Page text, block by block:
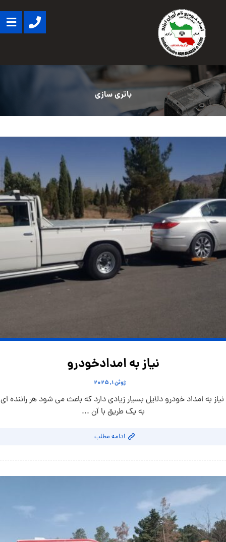
باتری سازی
نیاز به امدادخودرو
ژوئن ۱, ۲۰۲۵
نیاز به امداد خودرو دلایل بسیار زیادی دارد که باعث می شود هر راننده ای
به یک طریق با آن ...
ادامه مطلب